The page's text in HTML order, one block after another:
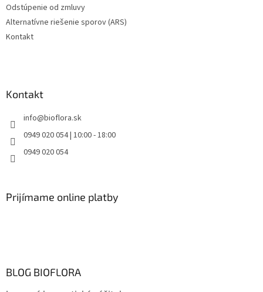
Odstúpenie od zmluvy
Alternatívne riešenie sporov (ARS)
Kontakt
Kontakt
info@bioflora.sk
0949 020 054 | 10:00 - 18:00
0949 020 054
Prijímame online platby
BLOG BIOFLORA